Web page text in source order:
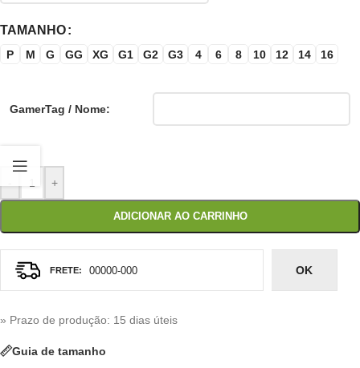
TAMANHO
P M G GG XG G1 G2 G3 4 6 8 10 12 14 16
GamerTag / Nome:
+
ADICIONAR AO CARRINHO
OK
» Prazo de produção: 15 dias úteis
Guia de tamanho